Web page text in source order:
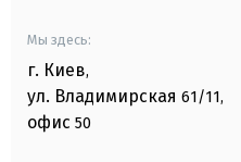
Мы здесь:
г. Киев,
ул. Владимирская 61/11,
офис 50